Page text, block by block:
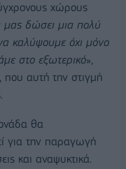
χώρους
μας δώσει μια πολύ
καλύψουμε όχι μόνο
στο εξωτερικό»,
αυτή την στιγμή
θα
για την παραγωγή
και αναψυκτικά.